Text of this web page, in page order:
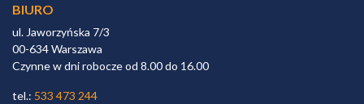
BIURO
ul. Jaworzyńska 7/3
00-634 Warszawa
Czynne w dni robocze od 8.00 do 16.00
tel.: 533 473 244